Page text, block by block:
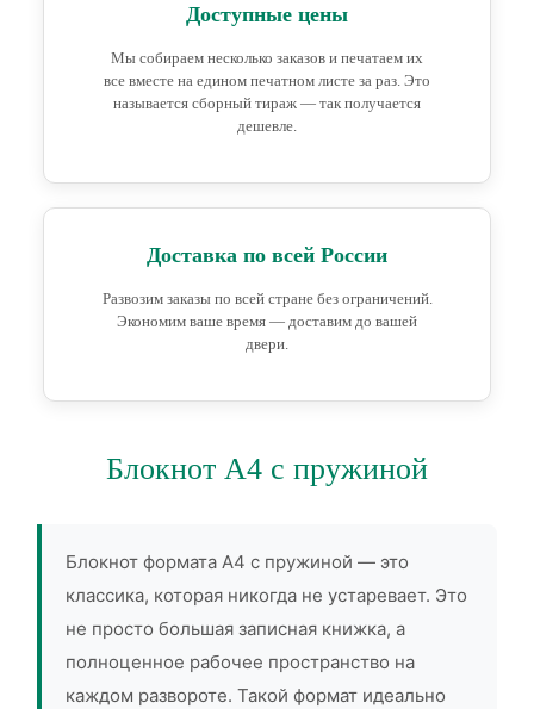
Доступные цены
Мы собираем несколько заказов и печатаем их
все вместе на едином печатном листе за раз. Это
называется сборный тираж — так получается
дешевле.
Доставка по всей России
Развозим заказы по всей стране без ограничений.
Экономим ваше время — доставим до вашей
двери.
Блокнот А4 с пружиной
Блокнот формата А4 с пружиной — это
классика, которая никогда не устаревает. Это
не просто большая записная книжка, а
полноценное рабочее пространство на
каждом развороте. Такой формат идеально